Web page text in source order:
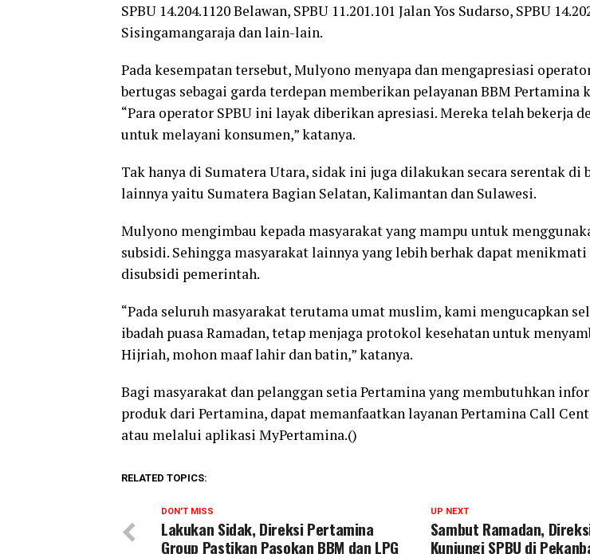
SPBU 14.204.1120 Belawan, SPBU 11.201.101 Jalan Yos Sudarso, SPBU
Sisingamangaraja dan lain-lain.
Pada kesempatan tersebut, Mulyono menyapa dan mengapresiasi
bertugas sebagai garda terdepan memberikan pelayanan BBM Pertamina
“Para operator SPBU ini layak diberikan apresiasi. Mereka telah bekerja
untuk melayani konsumen,” katanya.
Tak hanya di Sumatera Utara, sidak ini juga dilakukan secara serentak di
lainnya yaitu Sumatera Bagian Selatan, Kalimantan dan Sulawesi.
Mulyono mengimbau kepada masyarakat yang mampu untuk
subsidi. Sehingga masyarakat lainnya yang lebih berhak dapat menikmati
disubsidi pemerintah.
“Pada seluruh masyarakat terutama umat muslim, kami mengucapkan
ibadah puasa Ramadan, tetap menjaga protokol kesehatan untuk
Hijriah, mohon maaf lahir dan batin,” katanya.
Bagi masyarakat dan pelanggan setia Pertamina yang membutuhkan
produk dari Pertamina, dapat memanfaatkan layanan Pertamina Call
atau melalui aplikasi MyPertamina.()
RELATED TOPICS:
UP NEXT
Sambut Ramadan,
Kunjungi SPBU di
DON'T MISS
Lakukan Sidak, Direksi Pertamina
Group Pastikan Pasokan BBM dan LPG